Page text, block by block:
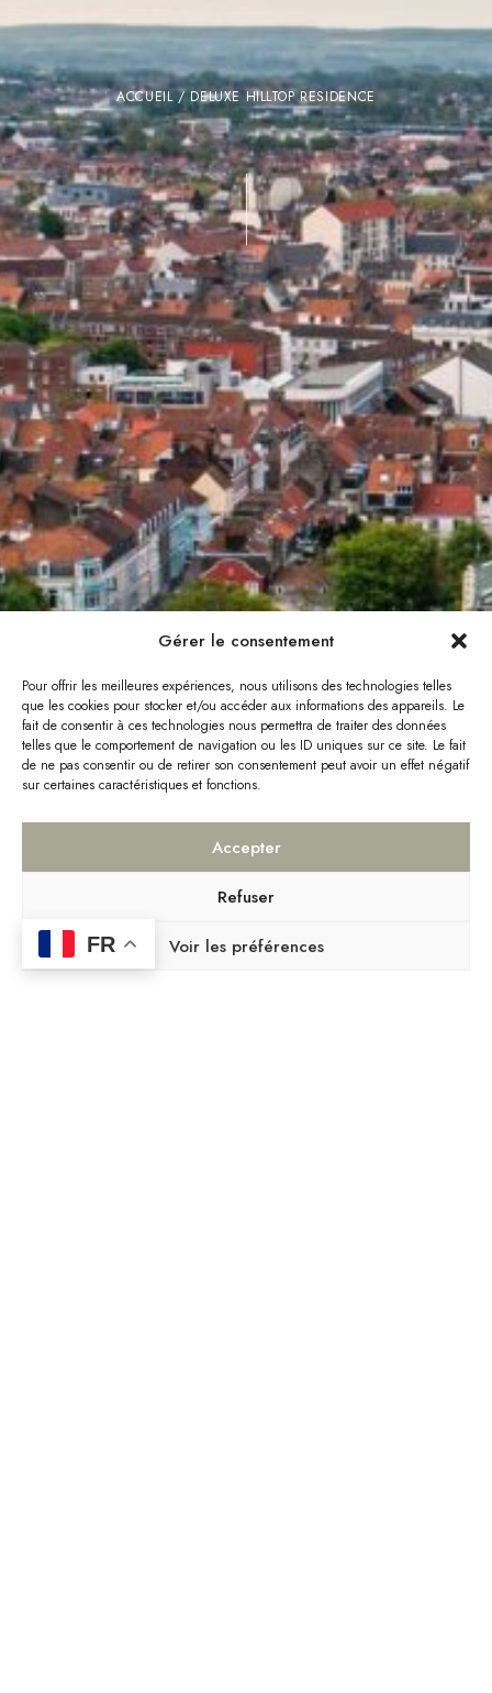
Gérer le consentement
Pour offrir les meilleures expériences, nous utilisons des technologies telles
que les cookies pour stocker et/ou accéder aux informations des appareils. Le
fait de consentir à ces technologies nous permettra de traiter des données
telles que le comportement de navigation ou les ID uniques sur ce site. Le fait
de ne pas consentir ou de retirer son consentement peut avoir un effet négatif
sur certaines caractéristiques et fonctions.
Accepter
Refuser
Voir les préférences
ACCUEIL/ DELUXE HILLTOP RESIDENCE
FR